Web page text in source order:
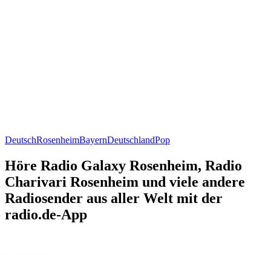
DeutschRosenheimBayernDeutschlandPop
Höre Radio Galaxy Rosenheim, Radio
Charivari Rosenheim und viele andere
Radiosender aus aller Welt mit der
radio.de-App